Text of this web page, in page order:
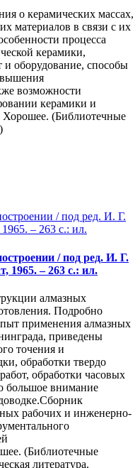
о керамических массах,
материалов в связи с их
процесса
керамики,
оборудование, способы
возможности
керамики и
Хорошее. (Библиотечные
/ под ред. И. Г.
1965. – 263 с.: ил.
алмазных
Подробно
применения алмазных
приведены
точения и
обработки твердо
обработки часовых
большое внимание
рабочих и инженерно-
(Библиотечные
литература.